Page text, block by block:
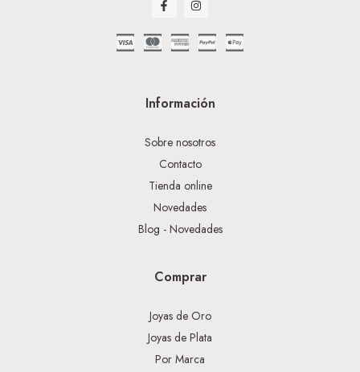
Información
Sobre nosotros
Contacto
Tienda online
Novedades
Blog - Novedades
Comprar
Joyas de Oro
Joyas de Plata
Por Marca